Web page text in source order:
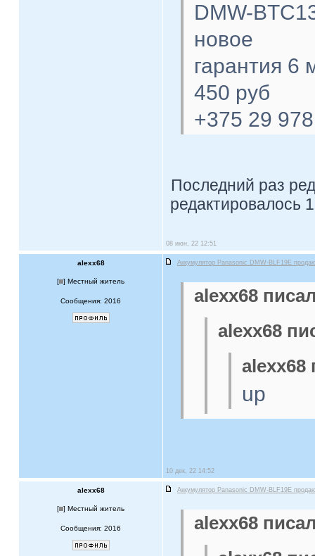
DMW-
новое
гарантия 6
450 руб
+375 29
Последний раз
редактировалось
08 июн, 22 12:51
alexx68 Аккумулятор Panasonic DMW-BLF19E
[ ] Местный житель
Сообщения: 2016
alexx68
alexx68
alexx68
up
10 дек, 22 14:52
alexx68 Аккумулятор Panasonic DMW-BLF19E
[ ] Местный житель
Сообщения: 2016
alexx68